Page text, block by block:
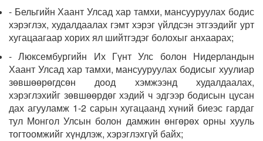
- Бельгийн Хаант Улсад хар тамхи, мансууруулах бодис
хэрэглэх, худалдаалах гэмт хэрэг үйлдсэн этгээдийг урт
хугацаагаар хорих ял шийтгэдэг болохыг анхаарах;
- Люксембургийн Их Гүнт Улс болон Нидерландын
Хаант Улсад хар тамхи, мансууруулах бодисыг хуулиар
зөвшөөрөгдсөн доод хэмжээнд худалдаалах,
хэрэглэхийг зөвшөөрдөг хэдий ч эдгээр бодисын цусан
дах агууламж 1-2 сарын хугацаанд хүний биеэс гардаг
тул Монгол Улсын болон дамжин өнгөрөх орны хууль
тогтоомжийг хүндлэж, хэрэглэхгүй байх;